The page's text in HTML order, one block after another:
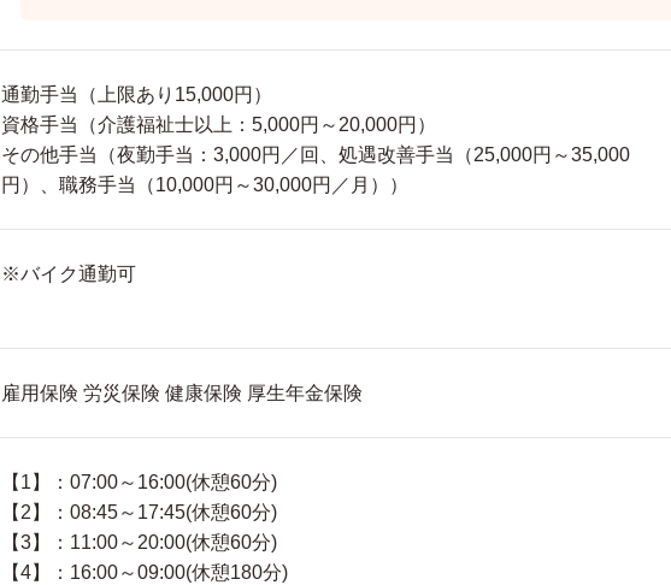
通勤手当（上限あり15,000円）
資格手当（介護福祉士以上：5,000円～20,000円）
その他手当（夜勤手当：3,000円／回、処遇改善手当（25,000円～35,000
円）、職務手当（10,000円～30,000円／月））
※バイク通勤可
雇用保険 労災保険 健康保険 厚生年金保険
【1】：07:00～16:00(休憩60分)
【2】：08:45～17:45(休憩60分)
【3】：11:00～20:00(休憩60分)
【4】：16:00～09:00(休憩180分)